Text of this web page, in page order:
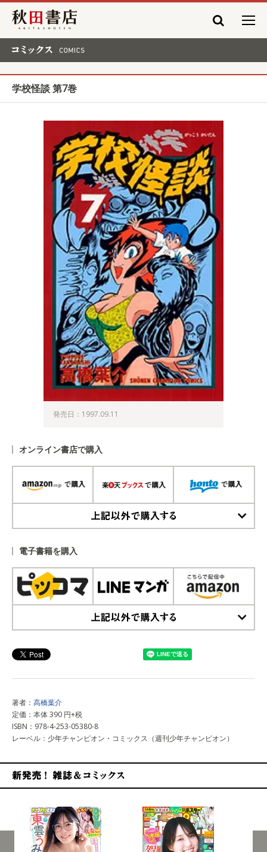
秋田書店
学校怪談 第7巻
発売日：1997.09.11
オンライン書店で購入
電子書籍を購入
著者： 高橋葉介
定価：本体 390 円+税
ISBN：978-4-253-05380-8
レーベル：少年チャンピオン・コミックス（週刊少年チャンピオン）